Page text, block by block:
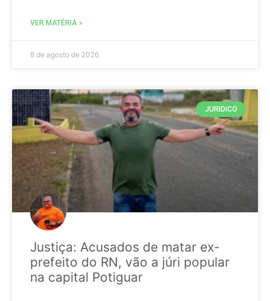
VER MATÉRIA »
8 de agosto de 2026
JURIDICO
Justiça: Acusados de matar ex-
prefeito do RN, vão a júri popular
na capital Potiguar